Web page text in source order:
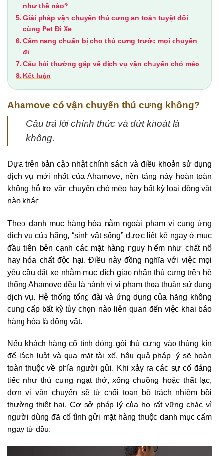
như thế nào?
Giải pháp vận chuyển thú cưng an toàn tuyệt đối
cùng Pet Đi Xe
Cẩm nang chuẩn bị cho thú cưng trước mọi chuyến
đi
Câu hỏi thường gặp về dịch vụ vận chuyển chó mèo
Kết luận
Ahamove có vận chuyển thú cưng không?
Câu trả lời chính thức và dứt khoát là
không.
Dựa trên bản cập nhật chính sách và điều khoản sử dụng
dịch vụ mới nhất của Ahamove, nền tảng này hoàn toàn
không hỗ trợ vận chuyển chó mèo hay bất kỳ loại động vật
nào khác.
Theo danh mục hàng hóa nằm ngoài phạm vi cung ứng
dịch vụ của hãng, “sinh vật sống” được liệt kê ngay ở mục
đầu tiên bên cạnh các mặt hàng nguy hiểm như chất nổ
hay hóa chất độc hại. Điều này đồng nghĩa với việc mọi
yêu cầu đặt xe nhằm mục đích giao nhận thú cưng trên hệ
thống Ahamove đều là hành vi vi phạm thỏa thuận sử dụng
dịch vụ. Hệ thống tổng đài và ứng dụng của hãng không
cung cấp bất kỳ tùy chọn nào liên quan đến việc khai báo
hàng hóa là động vật.
Nếu khách hàng cố tình đóng gói thú cưng vào thùng kín
để lách luật và qua mặt tài xế, hậu quả pháp lý sẽ hoàn
toàn thuộc về phía người gửi. Khi xảy ra các sự cố đáng
tiếc như thú cưng ngạt thở, xổng chuồng hoặc thất lạc,
đơn vị vận chuyển sẽ từ chối toàn bộ trách nhiệm bồi
thường thiệt hại. Cơ sở pháp lý của họ rất vững chắc vì
người dùng đã cố tình gửi mặt hàng thuộc danh mục cấm
ngay từ đầu.